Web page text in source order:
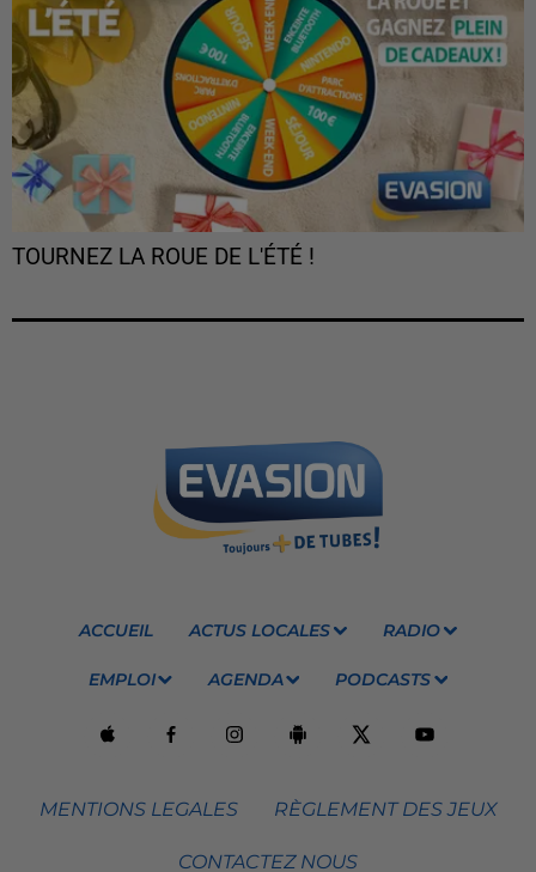
TOURNEZ LA ROUE DE L'ÉTÉ !
ACCUEIL ACTUS LOCALES RADIO
EMPLOI AGENDA PODCASTS
MENTIONS LEGALES RÈGLEMENT DES JEUX
CONTACTEZ NOUS